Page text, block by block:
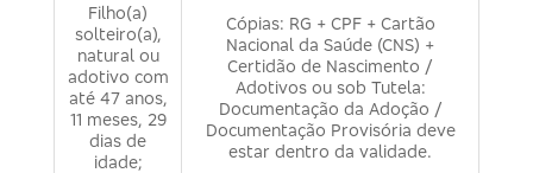
Filho(a)
solteiro(a),
natural ou
adotivo com
até 47 anos,
11 meses, 29
dias de
idade;
Cópias: RG + CPF + Cartão
Nacional da Saúde (CNS) +
Certidão de Nascimento /
Adotivos ou sob Tutela:
Documentação da Adoção /
Documentação Provisória deve
estar dentro da validade.